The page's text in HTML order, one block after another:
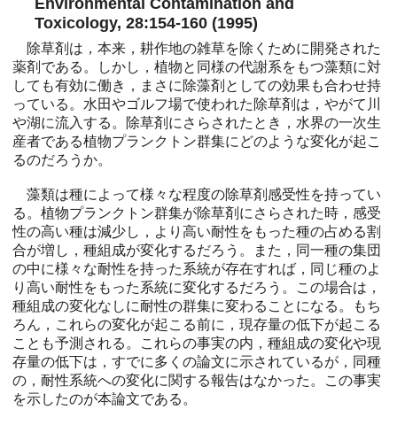
Toxicology, 28:154-160 (1995)
除草剤は，本来，耕作地の雑草を除くために開発された
薬剤である。しかし，植物と同様の代謝系をもつ藻類に対
しても有効に働き，まさに除藻剤としての効果も合わせ持
っている。水田やゴルフ場で使われた除草剤は，やがて川
や湖に流入する。除草剤にさらされたとき，水界の一次生
産者である植物プランクトン群集にどのような変化が起こ
るのだろうか。
藻類は種によって様々な程度の除草剤感受性を持ってい
る。植物プランクトン群集が除草剤にさらされた時，感受
性の高い種は減少し，より高い耐性をもった種の占める割
合が増し，種組成が変化するだろう。また，同一種の集団
の中に様々な耐性を持った系統が存在すれば，同じ種のよ
り高い耐性をもった系統に変化するだろう。この場合は，
種組成の変化なしに耐性の群集に変わることになる。もち
ろん，これらの変化が起こる前に，現存量の低下が起こる
ことも予測される。これらの事実の内，種組成の変化や現
存量の低下は，すでに多くの論文に示されているが，同種
の，耐性系統への変化に関する報告はなかった。この事実
を示したのが本論文である。